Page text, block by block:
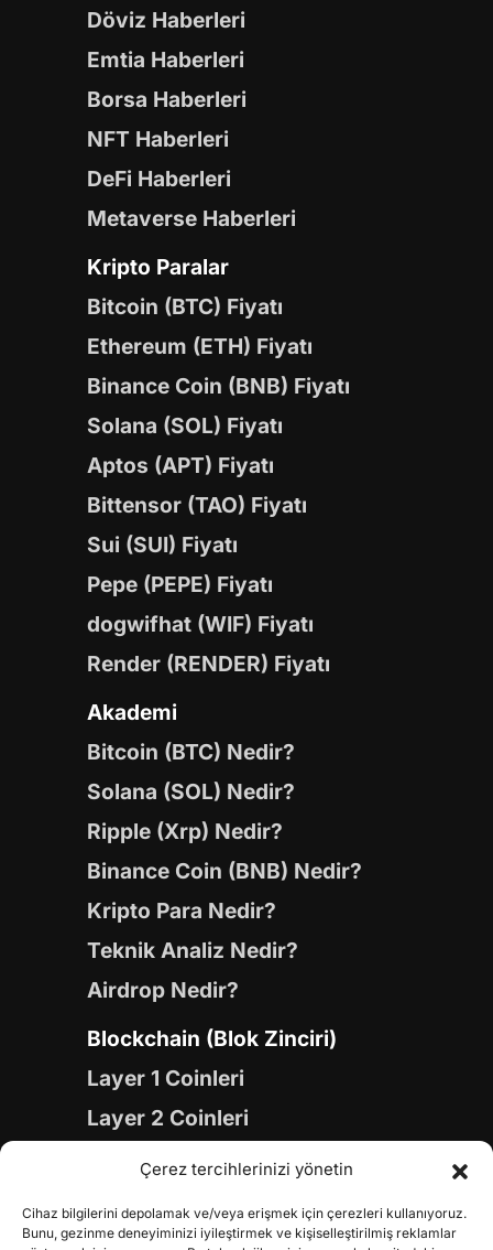
Çerez tercihlerinizi yönetin
Cihaz bilgilerini depolamak ve/veya erişmek için çerezleri kullanıyoruz.
Bunu, gezinme deneyiminizi iyileştirmek ve kişiselleştirilmiş reklamlar
Döviz Haberleri
Emtia Haberleri
Borsa Haberleri
NFT Haberleri
DeFi Haberleri
Metaverse Haberleri
Kripto Paralar
Bitcoin (BTC) Fiyatı
Ethereum (ETH) Fiyatı
Binance Coin (BNB) Fiyatı
Solana (SOL) Fiyatı
Aptos (APT) Fiyatı
Bittensor (TAO) Fiyatı
Sui (SUI) Fiyatı
Pepe (PEPE) Fiyatı
dogwifhat (WIF) Fiyatı
Render (RENDER) Fiyatı
Akademi
Bitcoin (BTC) Nedir?
Solana (SOL) Nedir?
Ripple (Xrp) Nedir?
Binance Coin (BNB) Nedir?
Kripto Para Nedir?
Teknik Analiz Nedir?
Airdrop Nedir?
Blockchain (Blok Zinciri)
Layer 1 Coinleri
Layer 2 Coinleri
Yapay Zeka (AI) Coinleri
Gaming Coinleri